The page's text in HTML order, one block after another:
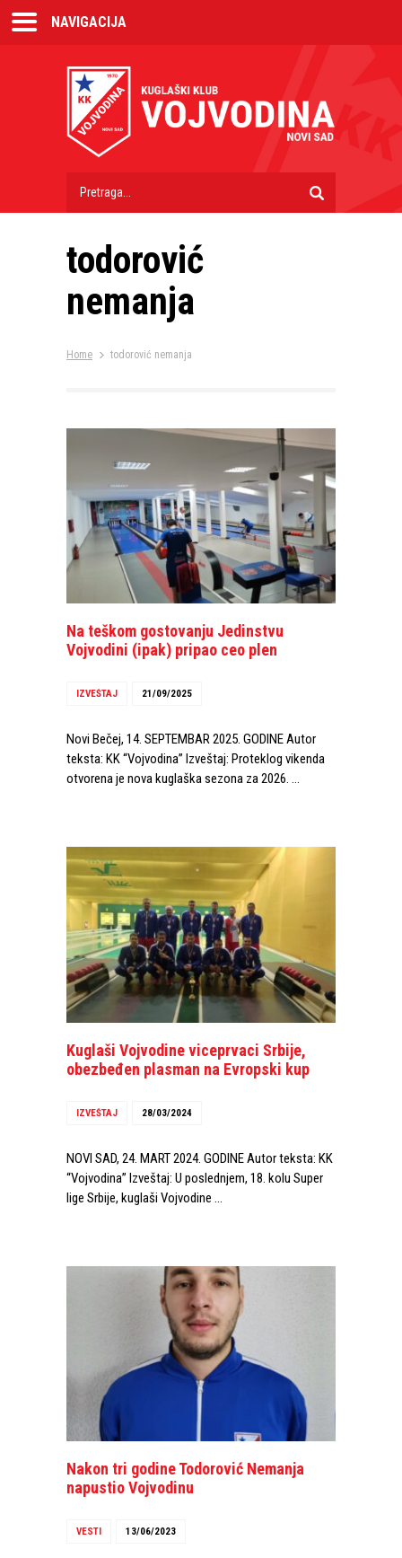
todorović
nemanja
Home todorović nemanja
Na teškom gostovanju Jedinstvu
Vojvodini (ipak) pripao ceo plen
IZVEŠTAJ 21/09/2025
Novi Bečej, 14. SEPTEMBAR 2025. GODINE Autor
teksta: KK “Vojvodina” Izveštaj: Proteklog vikenda
otvorena je nova kuglaška sezona za 2026. …
Kuglaši Vojvodine viceprvaci Srbije,
obezbeđen plasman na Evropski kup
IZVEŠTAJ 28/03/2024
NOVI SAD, 24. MART 2024. GODINE Autor teksta: KK
“Vojvodina” Izveštaj: U poslednjem, 18. kolu Super
lige Srbije, kuglaši Vojvodine …
Nakon tri godine Todorović Nemanja
napustio Vojvodinu
VESTI 13/06/2023
NAVIGACIJA